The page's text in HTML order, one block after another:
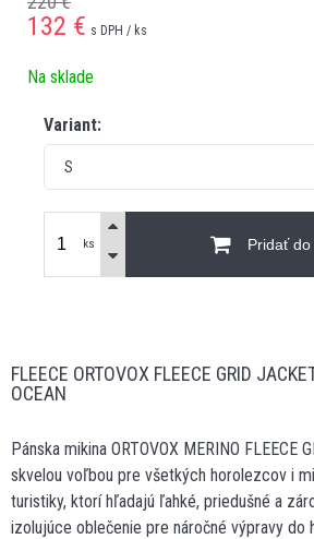
132 € s DPH / ks
Na sklade
Variant:
S
ks Pridať
FLEECE ORTOVOX FLEECE GRID
OCEAN
Pánska mikina ORTOVOX MERINO FLEECE
skvelou voľbou pre všetkých horolezcov i
turistiky, ktorí hľadajú ľahké, priedušné a
izolujúce oblečenie pre náročné výpravy do